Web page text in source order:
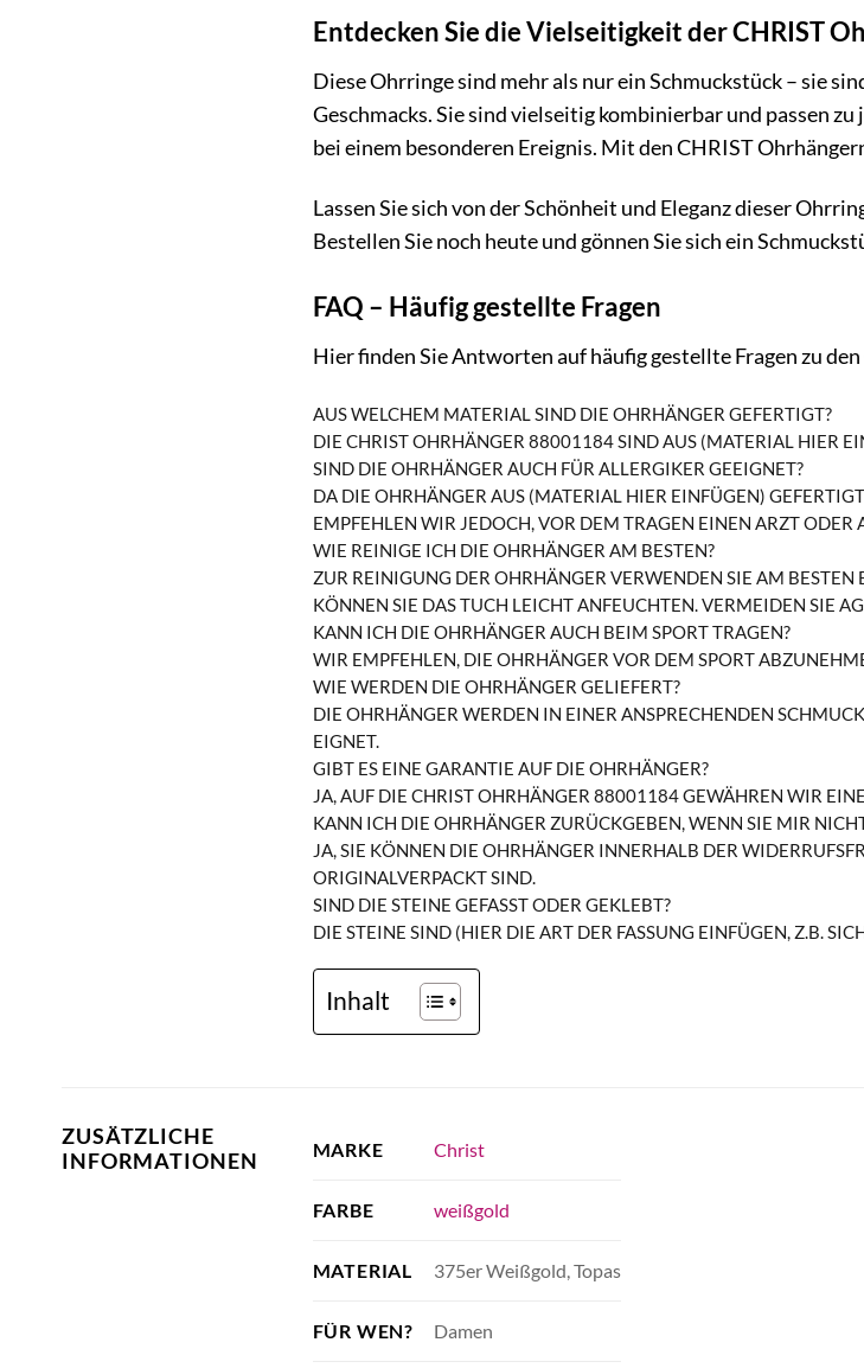
Entdecken Sie die Vielseitigkeit der CHRIST
Diese Ohrringe sind mehr als nur ein Schmuckstück – sie
Geschmacks. Sie sind vielseitig kombinierbar und passen
bei einem besonderen Ereignis. Mit den CHRIST
Lassen Sie sich von der Schönheit und Eleganz dieser
Bestellen Sie noch heute und gönnen Sie sich ein
FAQ – Häufig gestellte Fragen
Hier finden Sie Antworten auf häufig gestellte Fragen zu
AUS WELCHEM MATERIAL SIND DIE OHRHÄNGER GEFERTIGT?
DIE CHRIST OHRHÄNGER 88001184 SIND AUS (MATERIAL HIER
SIND DIE OHRHÄNGER AUCH FÜR ALLERGIKER GEEIGNET?
DA DIE OHRHÄNGER AUS (MATERIAL HIER EINFÜGEN)
EMPFEHLEN WIR JEDOCH, VOR DEM TRAGEN EINEN ARZT ODER
WIE REINIGE ICH DIE OHRHÄNGER AM BESTEN?
ZUR REINIGUNG DER OHRHÄNGER VERWENDEN SIE AM
KÖNNEN SIE DAS TUCH LEICHT ANFEUCHTEN. VERMEIDEN SIE
KANN ICH DIE OHRHÄNGER AUCH BEIM SPORT TRAGEN?
WIR EMPFEHLEN, DIE OHRHÄNGER VOR DEM SPORT
WIE WERDEN DIE OHRHÄNGER GELIEFERT?
DIE OHRHÄNGER WERDEN IN EINER ANSPRECHENDEN
EIGNET.
GIBT ES EINE GARANTIE AUF DIE OHRHÄNGER?
JA, AUF DIE CHRIST OHRHÄNGER 88001184 GEWÄHREN WIR
KANN ICH DIE OHRHÄNGER ZURÜCKGEBEN, WENN SIE MIR
JA, SIE KÖNNEN DIE OHRHÄNGER INNERHALB DER
ORIGINALVERPACKT SIND.
SIND DIE STEINE GEFASST ODER GEKLEBT?
DIE STEINE SIND (HIER DIE ART DER FASSUNG EINFÜGEN, Z.B.
Inhalt
ZUSÄTZLICHE
INFORMATIONEN
MARKE Christ
FARBE weißgold
MATERIAL 375er Weißgold, Topas
FÜR WEN? Damen